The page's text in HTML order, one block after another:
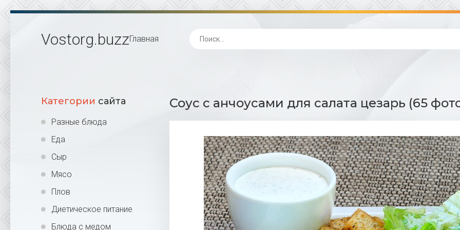
Vostorg.buzzГлавная
Категории сайта
Разные блюда
Еда
Сыр
Мясо
Плов
Диетическое питание
Блюда с медом
Соус с анчоусами для салата цезарь (65